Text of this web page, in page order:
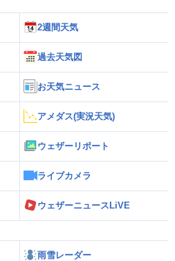
2週間天気
過去天気図
お天気ニュース
アメダス(実況天気)
ウェザーリポート
ライブカメラ
ウェザーニュースLiVE
雨雪レーダー